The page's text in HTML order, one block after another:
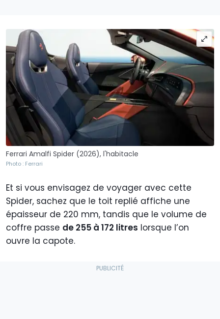
Ferrari Amalfi Spider (2026), l'habitacle
Photo : Ferrari
Et si vous envisagez de voyager avec cette
Spider, sachez que le toit replié affiche une
épaisseur de 220 mm, tandis que le volume de
coffre passe de 255 à 172 litres lorsque l’on
ouvre la capote.